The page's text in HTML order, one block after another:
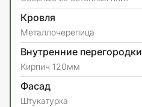
Кровля
Металлочерепица
Внутренние перегородки
Кирпич 120мм
Фасад
Штукатурка